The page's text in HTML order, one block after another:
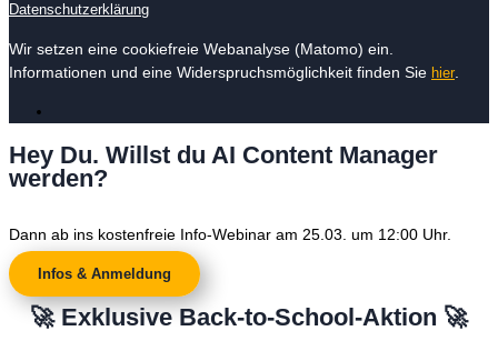
Datenschutzerklärung
Wir setzen eine cookiefreie Webanalyse (Matomo) ein.
Informationen und eine Widerspruchsmöglichkeit finden Sie hier
Hey Du. Willst du AI Content Manager
werden?
Dann ab ins kostenfreie Info-Webinar am 25.03. um 12:00 Uhr.
Infos & Anmeldung
🚀 Exklusive Back-to-School-Aktion 🚀